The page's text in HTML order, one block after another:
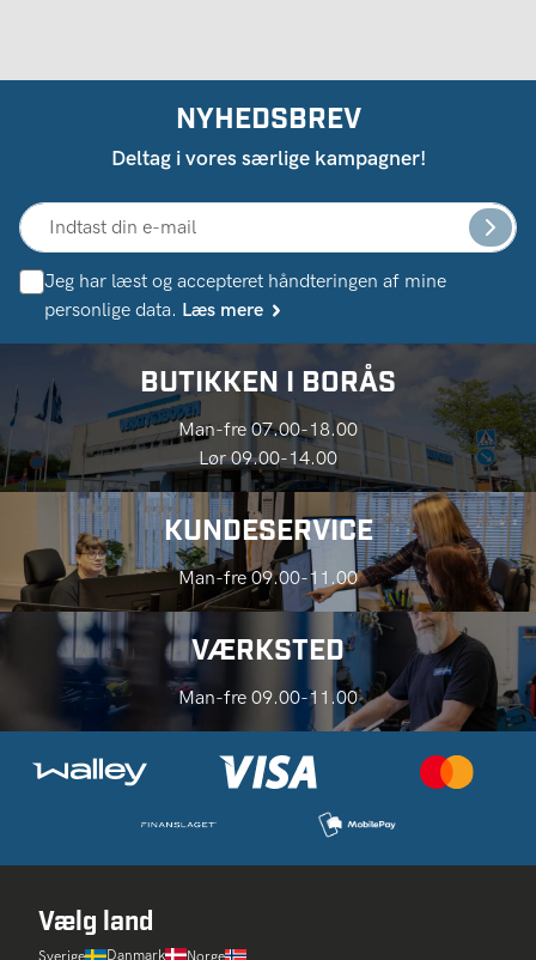
NYHEDSBREV
Deltag i vores særlige kampagner!
Jeg har læst og accepteret håndteringen af ​​mine
personlige data. Læs mere
BUTIKKEN I BORÅS
Man-fre 07.00-18.00
Lør 09.00-14.00
KUNDESERVICE
Man-fre 09.00-11.00
VÆRKSTED
Man-fre 09.00-11.00
Vælg land
Sverige Danmark Norge